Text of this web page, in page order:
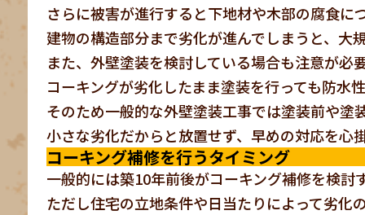
さらに被害が進行すると下地材や木部の腐食に
建物の構造部分まで劣化が進んでしまうと、大
また、外壁塗装を検討している場合も注意が必
コーキングが劣化したまま塗装を行っても防水
そのため一般的な外壁塗装工事では塗装前や塗
小さな劣化だからと放置せず、早めの対応を心
コーキング補修を行うタイミング
一般的には築10年前後がコーキング補修を検討
ただし住宅の立地条件や日当たりによって劣化